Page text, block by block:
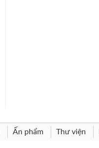
Ấn phẩm Thư viện